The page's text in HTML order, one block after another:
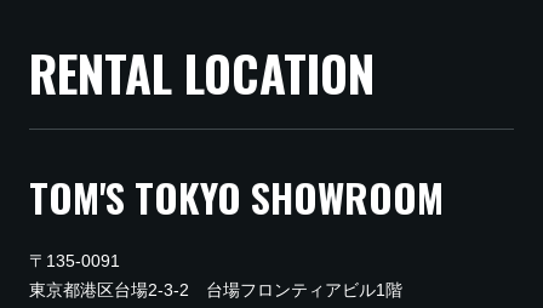
RENTAL LOCATION
TOM'S TOKYO SHOWROOM
〒135-0091
東京都港区台場2-3-2 台場フロンティアビル1階